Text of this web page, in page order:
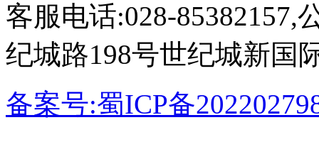
客服电话:028-85382157,
纪城路198号世纪城新国
备案号:蜀ICP备